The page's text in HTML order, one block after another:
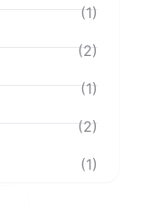
(1)
(2)
(1)
(2)
(1)